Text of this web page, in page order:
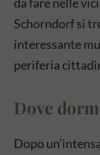
Schorndorf si
interessante
periferia
Dove
Dopo